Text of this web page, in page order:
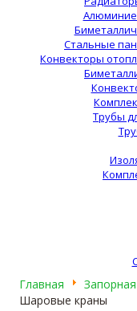
Стальные
Конвекторы
Трубы
Главная
Шаровые краны